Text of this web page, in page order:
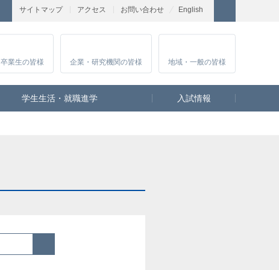
サイトマップ アクセス お問い合わせ English
卒業生の皆様 企業・研究機関の皆様 地域・一般の皆様
学生生活・就職進学 入試情報